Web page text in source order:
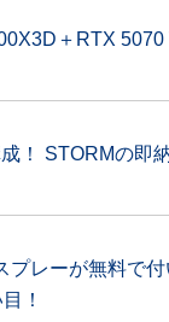
＋RTX
！ STORMの即
レーが無料で
！